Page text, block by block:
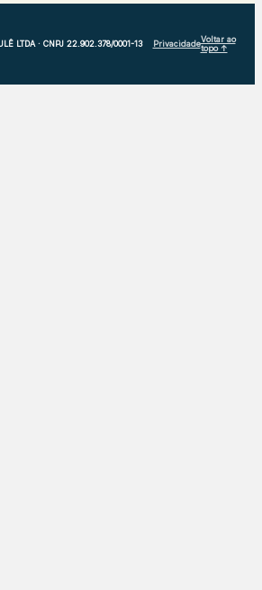
LTDA · CNPJ 22.902.378/0001-13 PrivacidadeVoltar ao
topo ↑